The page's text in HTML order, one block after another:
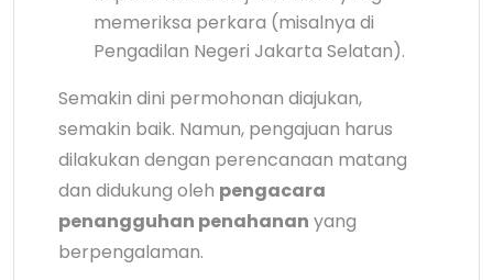
memeriksa perkara (misalnya di
Pengadilan Negeri Jakarta Selatan).
Semakin dini permohonan diajukan,
semakin baik. Namun, pengajuan harus
dilakukan dengan perencanaan matang
dan didukung oleh pengacara
penangguhan penahanan yang
berpengalaman.